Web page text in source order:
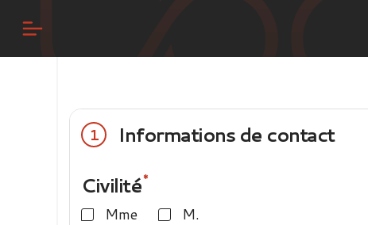
1
Informations de contact
Civilité
Mme M.